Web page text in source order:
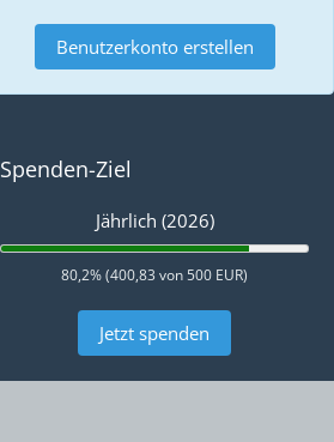
Benutzerkonto erstellen
Spenden-Ziel
Jährlich (2026)
80,2% (400,83 von 500 EUR)
Jetzt spenden